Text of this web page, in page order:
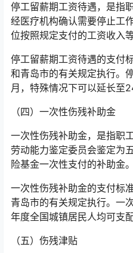
停工留薪期工资待遇，是指
经医疗机构确认需要停止工
位按照规定支付的工资收入等
停工留薪期工资待遇的支付
和青岛市的有关规定执行。
月，特殊情况下可以延长至
（四）一次性伤残补助金
一次性伤残补助金，是指职
劳动能力鉴定委员会鉴定为
险基金一次性支付的补助金。
一次性伤残补助金的支付标
青岛市的有关规定执行。一
年度全国城镇居民人均可支配
（五）伤残津贴